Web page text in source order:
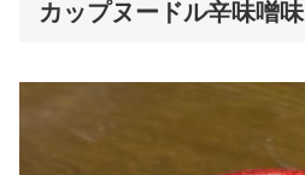
カップヌードル辛味噌味